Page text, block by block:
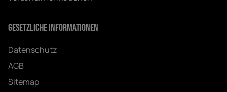
Gesetzliche Informationen
Datenschutz
AGB
Sitemap